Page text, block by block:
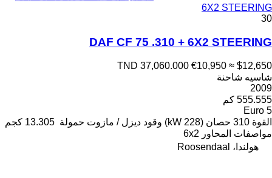
6X2 STEERING
30
DAF CF 75 .310 + 6X2 STEERING
TND 37,060.000 €10,950 ≈ $12,650
شاسيه شاحنة
2009
555.555 كم
Euro 5
القوة 310 حصان (228 kW) وقود ديزل / مازوت حمولة 13.305 كجم
مواصفات المحاور 6x2
هولندا، Roosendaal